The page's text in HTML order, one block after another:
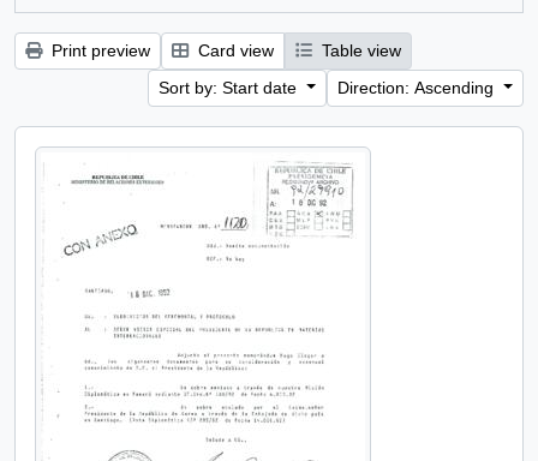
Print preview Card view
Table view
Sort by: Start date
Direction: Ascending